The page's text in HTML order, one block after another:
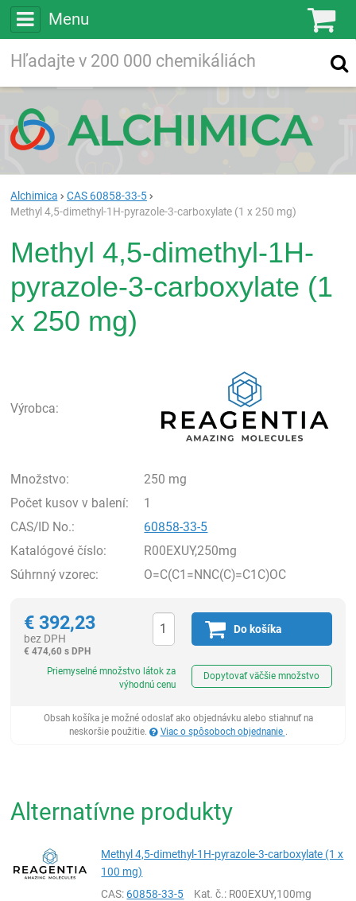
Menu
Vyhľadávanie
Alchimica
CAS 60858-33-5
Methyl 4,5-dimethyl-1H-pyrazole-3-carboxylate (1 x 250 mg)
Methyl 4,5-dimethyl-1H-
pyrazole-3-carboxylate (1
x 250 mg)
Výrobca:
Množstvo:
250 mg
Počet kusov v balení:
1
CAS/ID No.:
60858-33-5
Katalógové číslo:
R00EXUY,250mg
Súhrnný vzorec:
O=C(C1=NNC(C)=C1C)OC
€ 392,23
bez DPH
€ 474,60 s DPH
Do košíka
Priemyselné množstvo látok za
výhodnú cenu
Dopytovať väčšie množstvo
Obsah košíka je možné odoslať ako objednávku alebo stiahnuť na
neskoršie použitie.
Viac o spôsoboch objednanie .
Alternatívne produkty
Methyl 4,5-dimethyl-1H-pyrazole-3-carboxylate (1 x
100 mg)
CAS:60858-33-5 Kat. č.: R00EXUY,100mg